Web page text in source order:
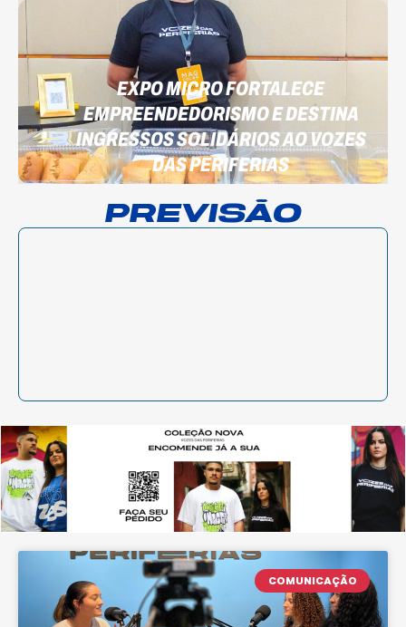
EXPO MICRO FORTALECE
EMPREENDEDORISMO E DESTINA
INGRESSOS SOLIDÁRIOS AO VOZES
DAS PERIFERIAS
PREVISÃO
COMUNICAÇÃO